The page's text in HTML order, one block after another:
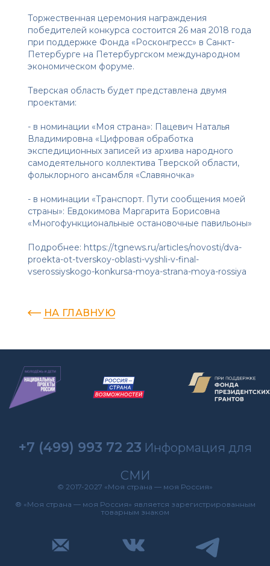
Торжественная церемония награждения
победителей конкурса состоится 26 мая 2018 года
при поддержке Фонда «Росконгресс» в Санкт-
Петербурге на Петербургском международном
экономическом форуме.
Тверская область будет представлена двумя
проектами:
- в номинации «Моя страна»: Пацевич Наталья
Владимировна «Цифровая обработка
экспедиционных записей из архива народного
самодеятельного коллектива Тверской области,
фольклорного ансамбля «Славяночка»
- в номинации «Транспорт. Пути сообщения моей
страны»: Евдокимова Маргарита Борисовна
«Многофункциональные остановочные павильоны»
Подробнее: https://tgnews.ru/articles/novosti/dva-
proekta-ot-tverskoy-oblasti-vyshli-v-final-
vserossiyskogo-konkursa-moya-strana-moya-rossiya
НА ГЛАВНУЮ
+7 (499) 993 72 23 Информация для
СМИ
© 2017-2027 «Моя страна — моя Россия»
® «Моя страна — моя Россия» является зарегистрированным
товарным знаком